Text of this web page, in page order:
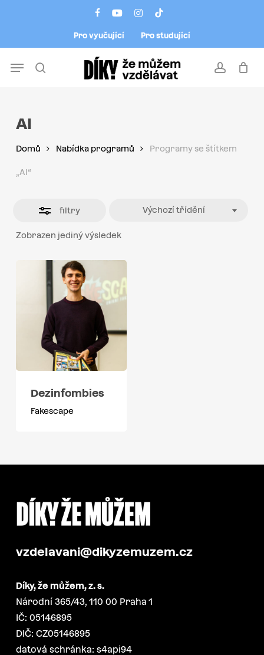
facebookyoutubeinstagram
tiktok
Pro vyučující Pro studující
account
Menu
AI
Domů Nabídka programů Programy se štítkem
„AI“
filtry
Zobrazen jediný výsledek
Výchozí třídění
Dezinfombies
Fakescape
vzdelavani@dikyzemuzem.cz
Díky, že můžem, z. s.
Národní 365/43, 110 00 Praha 1
IČ: 05146895
DIČ: CZ05146895
datová schránka: s4api94